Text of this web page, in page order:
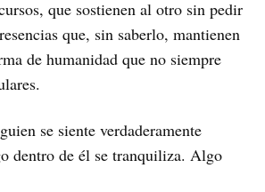
que sostienen al otro sin pedir
que, sin saberlo, mantienen
de humanidad que no siempre
se siente verdaderamente
dentro de él se tranquiliza. Algo